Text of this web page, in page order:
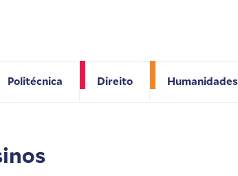
Politécnica Direito Humanidades